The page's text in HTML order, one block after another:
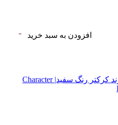
افزودن به سبد خرید
مداد چشم ضد آب فبیولس از برند کرکتر رنگ سفید| Character